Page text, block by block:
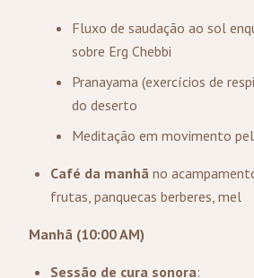
Fluxo de saudação ao sol
sobre Erg Chebbi
Pranayama (exercícios de
do deserto
Meditação em movimento
Café da manhã no
frutas, panquecas berberes, mel
Manhã (10:00 AM)
Sessão de cura sonora: